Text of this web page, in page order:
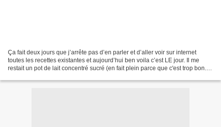
Ça fait deux jours que j’arrête pas d’en parler et d’aller voir sur internet
toutes les recettes existantes et aujourd’hui ben voila c’est LE jour. Il me
restait un pot de lait concentré sucré (en fait plein parce que c'est trop bon...